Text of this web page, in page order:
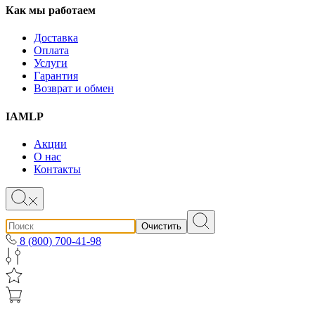
Как мы работаем
Доставка
Оплата
Услуги
Гарантия
Возврат и обмен
IAMLP
Акции
О нас
Контакты
Очистить
8 (800) 700-41-98